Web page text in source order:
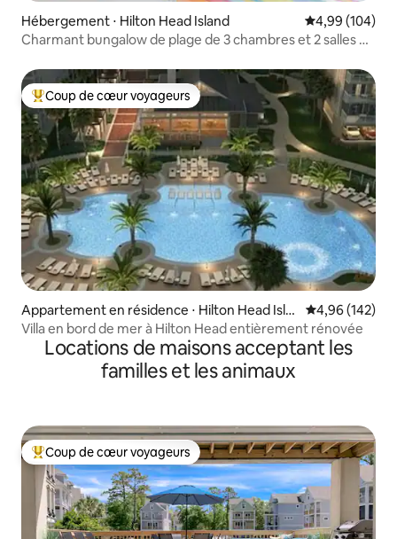
Hébergement ⋅ Hilton Head Island Évaluation
4,99 (104)
Charmant bungalow de plage de 3 chambres et 2 salles de
Coups de cœur voyageurs les plus appréciés
Coup de cœur voyageurs
Appartement en résidence ⋅ Hilton Head Isla
nd
Évaluation
4,96 (142)
Villa en bord de mer à Hilton Head entièrement rénovée
Locations de maisons acceptant les
familles et les animaux
Coups de cœur voyageurs les plus appréciés
Coup de cœur voyageurs